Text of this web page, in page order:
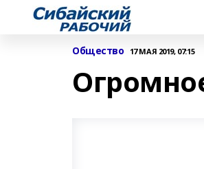
Общество 17 МАЯ 2019, 07:15